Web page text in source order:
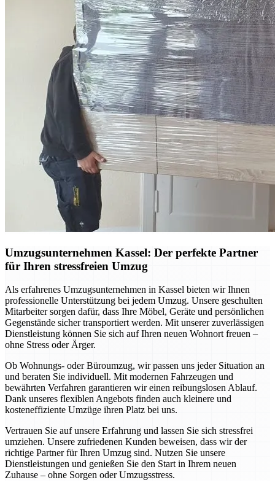
Umzugsunternehmen Kassel: Der perfekte Partner
für Ihren stressfreien Umzug
Als erfahrenes Umzugsunternehmen in Kassel bieten wir Ihnen
professionelle Unterstützung bei jedem Umzug. Unsere geschulten
Mitarbeiter sorgen dafür, dass Ihre Möbel, Geräte und persönlichen
Gegenstände sicher transportiert werden. Mit unserer zuverlässigen
Dienstleistung können Sie sich auf Ihren neuen Wohnort freuen –
ohne Stress oder Ärger.
Ob Wohnungs- oder Büroumzug, wir passen uns jeder Situation an
und beraten Sie individuell. Mit modernen Fahrzeugen und
bewährten Verfahren garantieren wir einen reibungslosen Ablauf.
Dank unseres flexiblen Angebots finden auch kleinere und
kosteneffiziente Umzüge ihren Platz bei uns.
Vertrauen Sie auf unsere Erfahrung und lassen Sie sich stressfrei
umziehen. Unsere zufriedenen Kunden beweisen, dass wir der
richtige Partner für Ihren Umzug sind. Nutzen Sie unsere
Dienstleistungen und genießen Sie den Start in Ihrem neuen
Zuhause – ohne Sorgen oder Umzugsstress.